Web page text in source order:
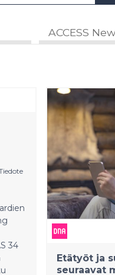
ACCESS
34
Etätyöt ja
seuraavat